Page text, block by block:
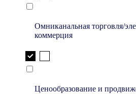
Омниканальная торговля/
коммерция
Ценообразование и